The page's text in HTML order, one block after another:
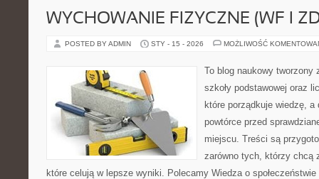
WYCHOWANIE FIZYCZNE (WF I
POSTED BY ADMIN STY - 15 - 2026 MOŻLIWOŚĆ
To blog naukowy tworzony
szkoły podstawowej oraz
które porządkuje wiedzę,
powtórce przed
miejscu. Treści są
zarówno tych, którzy chcą
które celują w lepsze wyniki. Polecamy Wiedza o